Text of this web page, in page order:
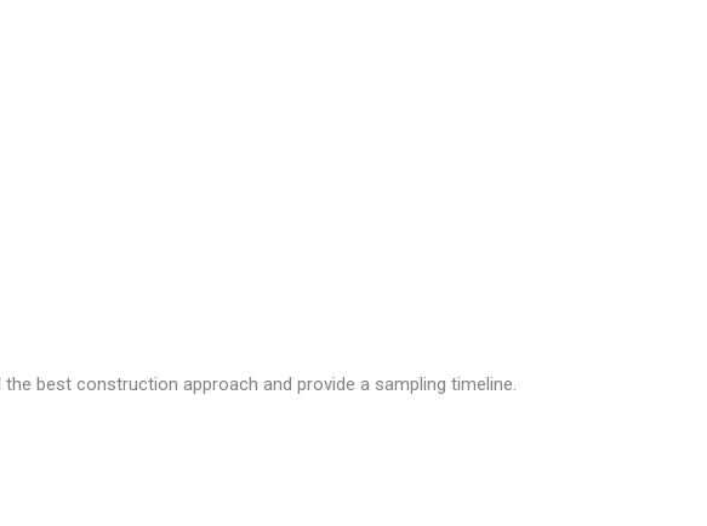
best construction approach and provide a sampling timeline.